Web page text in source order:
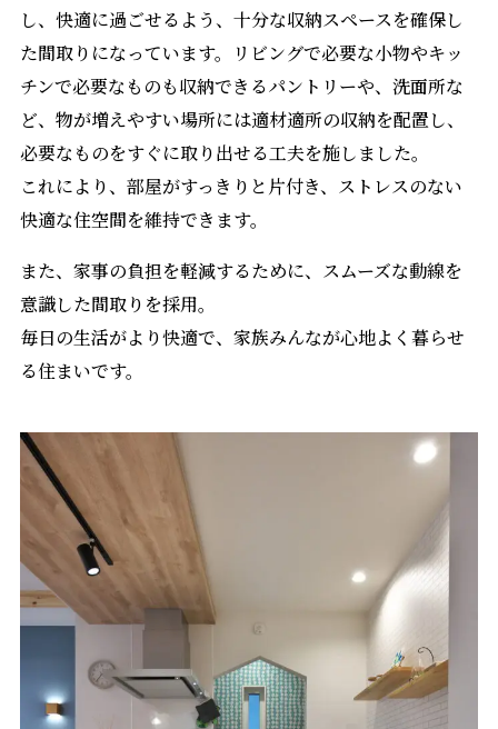
し、快適に過ごせるよう、十分な収納スペースを確保し
た間取りになっています。リビングで必要な小物やキッ
チンで必要なものも収納できるパントリーや、洗面所な
ど、物が増えやすい場所には適材適所の収納を配置し、
必要なものをすぐに取り出せる工夫を施しました。
これにより、部屋がすっきりと片付き、ストレスのない
快適な住空間を維持できます。
また、家事の負担を軽減するために、スムーズな動線を
意識した間取りを採用。
毎日の生活がより快適で、家族みんなが心地よく暮らせ
る住まいです。